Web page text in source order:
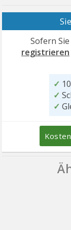
Sofern
registrieren
✓
✓
✓